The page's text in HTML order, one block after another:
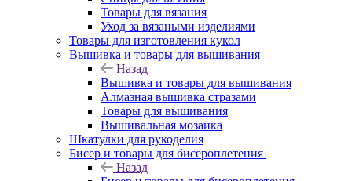
Товары для вязания
Уход за вязаными изделиями
Товары для изготовления кукол
Вышивка и товары для вышивания
Назад
Вышивка и товары для вышивания
Алмазная вышивка стразами
Товары для вышивания
Вышивальная мозаика
Шкатулки для рукоделия
Бисер и товары для бисероплетения
Назад